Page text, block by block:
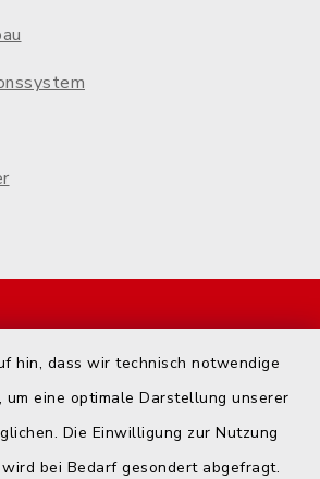
hin, dass wir technisch notwendige
um eine optimale Darstellung unserer
Die Einwilligung zur Nutzung
bei Bedarf gesondert abgefragt.
Kontakt